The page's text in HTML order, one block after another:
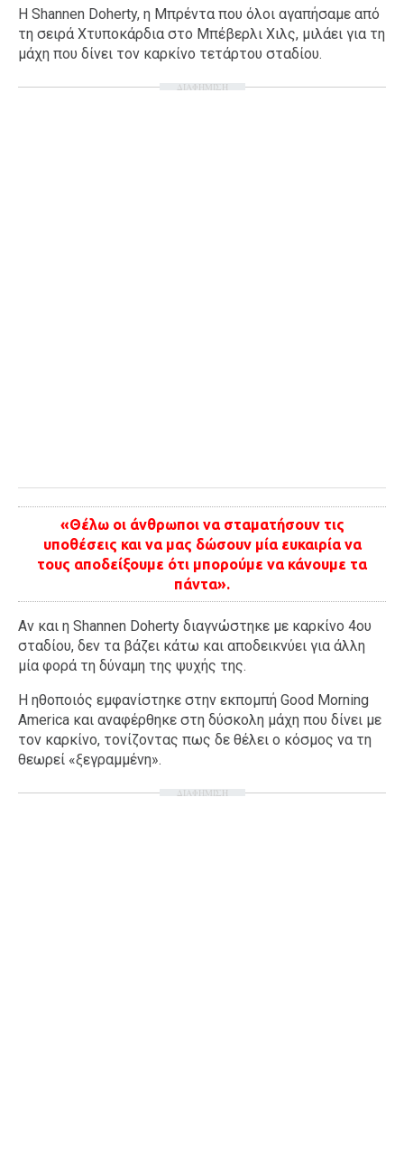
LIFE
Η Shannen Doherty, η Μπρέντα που όλοι αγαπήσαμε από
τη σειρά Χτυποκάρδια στο Μπέβερλι Χιλς, μιλάει για τη
μάχη που δίνει τον καρκίνο τετάρτου σταδίου.
ΔΙΑΦΗΜΙΣΗ
«Θέλω οι άνθρωποι να σταματήσουν τις
υποθέσεις και να μας δώσουν μία ευκαιρία να
τους αποδείξουμε ότι μπορούμε να κάνουμε τα
πάντα».
Αν και η Shannen Doherty διαγνώστηκε με καρκίνο 4ου
σταδίου, δεν τα βάζει κάτω και αποδεικνύει για άλλη
μία φορά τη δύναμη της ψυχής της.
Η ηθοποιός εμφανίστηκε στην εκπομπή Good Morning
America και αναφέρθηκε στη δύσκολη μάχη που δίνει με
τον καρκίνο, τονίζοντας πως δε θέλει ο κόσμος να τη
θεωρεί «ξεγραμμένη».
ΔΙΑΦΗΜΙΣΗ